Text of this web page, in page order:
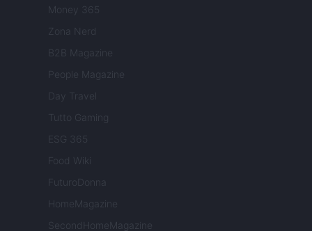
Money 365
Zona Nerd
B2B Magazine
People Magazine
Day Travel
Tutto Gaming
ESG 365
Food Wiki
FuturoDonna
HomeMagazine
SecondHomeMagazine